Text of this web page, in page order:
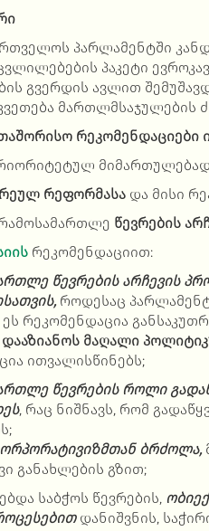
პარლამენტში
პაკეტი
გვერდის ავლით
რეკომენდაციები
მიმართულებად
რეფორმასა და მისი
წევრების
რეკომენდაციით:
წევრების არჩევის
როდესაც
ეს რეკომენდაცია
დააზიანოს მაღალი
ითვალისწინებს;
წევრების როლი
, რაც ნიშნავს, რომ
ბრძოლა,
განახლების გზით;
საბჭოს წევრების,
დანიშვნის,